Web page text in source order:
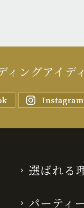
ングアイデ
選ばれる
パーティ